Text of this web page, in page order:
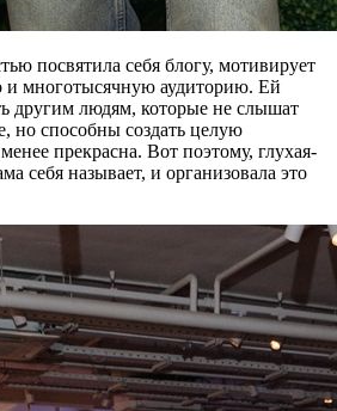
посвятила себя блогу, мотивирует
и многотысячную аудиторию. Ей
другим людям, которые не слышат
но способны создать целую
прекрасна. Вот поэтому, глухая-
себя называет, и организовала это